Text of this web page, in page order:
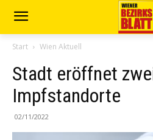
Start Wien Aktuell
Stadt eröffnet
Impfstandorte
02/11/2022